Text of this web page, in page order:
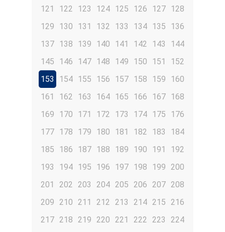
121
122 123 124 125 126 127 128
129
130 131 132 133 134 135
136
137 138 139 140 141 142 143
144
145
146 147 148 149 150 151
152
153
154 155 156 157 158 159
160
161
162 163 164 165 166 167 168
169
170 171 172 173 174 175
176
177 178 179 180 181 182 183
184
185
186 187 188 189 190 191
192
193
194 195 196 197 198 199 200
201
202 203 204 205 206 207 208
209 210 211 212 213 214 215 216
217 218 219 220 221 222 223
224